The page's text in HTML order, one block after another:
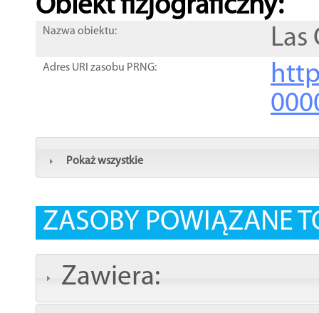
Obiekt fizjograficzny:
Nazwa obiektu: Las
Adres URI zasobu PRNG:
Pokaż wszystkie
ZASOBY POWIĄZANE
Zawiera: